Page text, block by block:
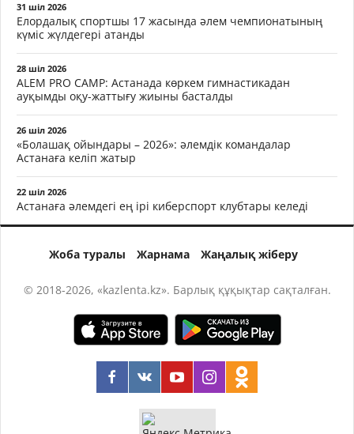
31 шіл 2026
Елордалық спортшы 17 жасында әлем чемпионатының
күміс жүлдегері атанды
28 шіл 2026
ALEM PRO CAMP: Астанада көркем гимнастикадан
ауқымды оқу-жаттығу жиыны басталды
26 шіл 2026
«Болашақ ойындары – 2026»: әлемдік командалар
Астанаға келіп жатыр
22 шіл 2026
Астанаға әлемдегі ең ірі киберспорт клубтары келеді
Жоба туралы Жарнама Жаңалық жіберу
© 2018-2026, «kazlenta.kz». Барлық құқықтар сақталған.